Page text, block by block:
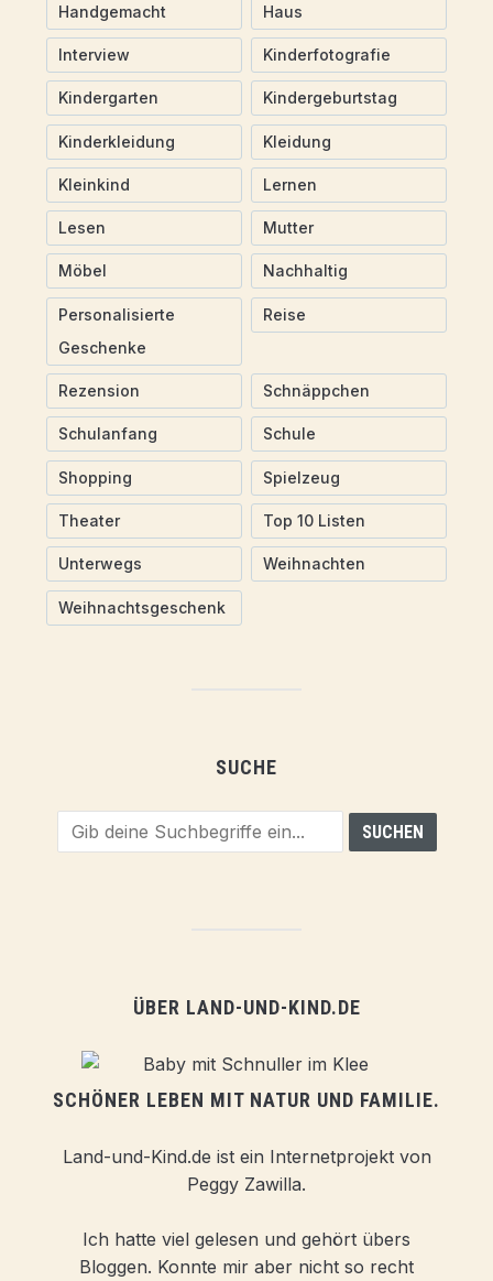
Handgemacht Haus
Interview Kinderfotografie
Kindergarten Kindergeburtstag
Kinderkleidung Kleidung
Kleinkind Lernen
Lesen Mutter
Möbel Nachhaltig
Personalisierte
Geschenke
Reise
Rezension Schnäppchen
Schulanfang Schule
Shopping Spielzeug
Theater Top 10 Listen
Unterwegs Weihnachten
Weihnachtsgeschenk
SUCHE
ÜBER LAND-UND-KIND.DE
SCHÖNER LEBEN MIT NATUR UND FAMILIE.
Land-und-Kind.de ist ein Internetprojekt von
Peggy Zawilla.
Ich hatte viel gelesen und gehört übers
Bloggen. Konnte mir aber nicht so recht